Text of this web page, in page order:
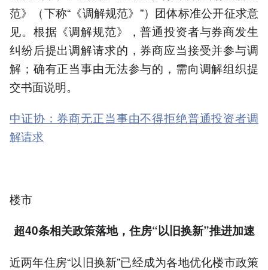
范》（下称“《调解规范》”）团体标准公开征求意
见。根据《调解规范》，普通投资者与券商发生
纠纷后提出调解请求的，券商应当接受并参与调
解；确有正当事由无法参与的，需向调解组织提
交书面说明。
中证协：券商无正当事由不得拒绝普通投资者调
解请求
楼市
超40条相关政策落地，住房“以旧换新”推进加速
近两年住房“以旧换新”已经成为各地优化楼市政策